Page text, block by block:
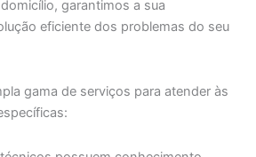
garantimos a sua
eficiente dos problemas do seu
gama de serviços para atender às